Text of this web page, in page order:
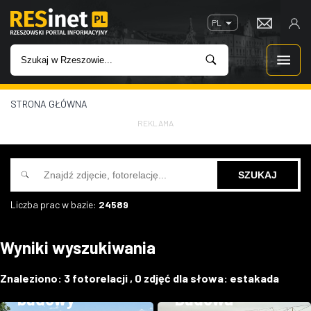
PL
WIADOMOŚCI
INWESTYCJE
IMPREZY
W KINACH
STRONA GŁÓWNA
REKLAMA
Liczba prac w bazie: 24589
Wyniki wyszukiwania
Znaleziono: 3 fotorelacji , 0 zdjęć dla słowa: estakada
Nowe zdjęcia z
budowy
Budowa